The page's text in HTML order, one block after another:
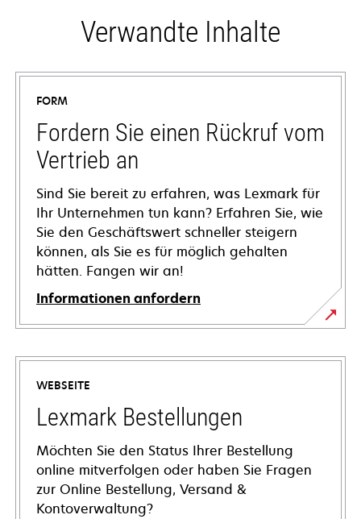
Verwandte Inhalte
FORM
Fordern Sie einen Rückruf vom
Vertrieb an
Sind Sie bereit zu erfahren, was Lexmark für
Ihr Unternehmen tun kann? Erfahren Sie, wie
Sie den Geschäftswert schneller steigern
können, als Sie es für möglich gehalten
hätten. Fangen wir an!
Informationen anfordern
WEBSEITE
Lexmark Bestellungen
Möchten Sie den Status Ihrer Bestellung
online mitverfolgen oder haben Sie Fragen
zur Online Bestellung, Versand &
Kontoverwaltung?